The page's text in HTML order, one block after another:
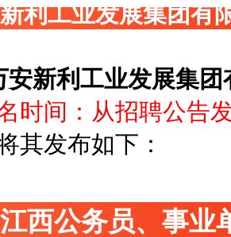
利工业发展集团有
安新利工业发展集
时间：从招聘公告
其发布如下：
西公务员、事业